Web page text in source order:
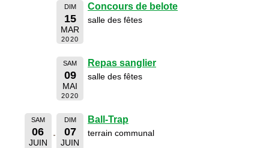
DIM
15
MAR
2020
Concours de belote
salle des fêtes
SAM
09
MAI
2020
Repas sanglier
salle des fêtes
SAM
06
JUIN
DIM
07
JUIN
Ball-Trap
terrain communal